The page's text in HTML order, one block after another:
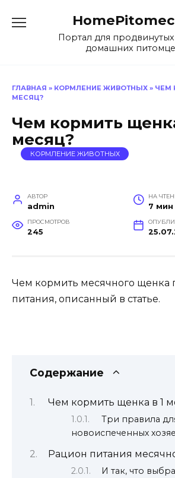
содержаниюПортал для продвинутых
домашних
ГЛАВНАЯ » КОРМЛЕНИЕ ЖИВОТНЫХ » ЧЕМ
МЕСЯЦ?
Чем кормить
месяц?
КОРМЛЕНИЕ ЖИВОТНЫХ
АВТОР
admin
НА
7 мин
ПРОСМОТРОВ
245
Чем кормить месячного щенка
питания, описанный в статье.
Содержание
Чем кормить щенка в 1
Три правила
новоиспеченных
Рацион питания
И так, что